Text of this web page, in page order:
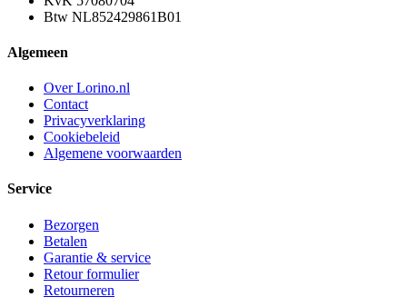
Btw NL852429861B01
Algemeen
Over Lorino.nl
Contact
Privacyverklaring
Cookiebeleid
Algemene voorwaarden
Service
Bezorgen
Betalen
Garantie & service
Retour formulier
Retourneren